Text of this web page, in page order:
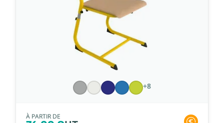
+8
À PARTIR DE